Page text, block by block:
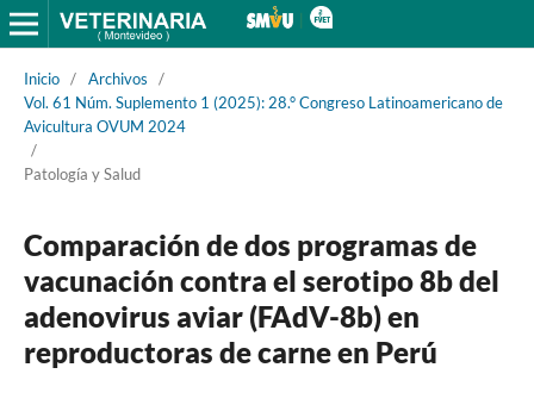
Inicio / Archivos
/
Vol. 61 Núm. Suplemento 1 (2025): 28.° Congreso Latinoamericano de
Avicultura OVUM 2024
/
Patología y Salud
Comparación de dos programas de
vacunación contra el serotipo 8b del
adenovirus aviar (FAdV-8b) en
reproductoras de carne en Perú